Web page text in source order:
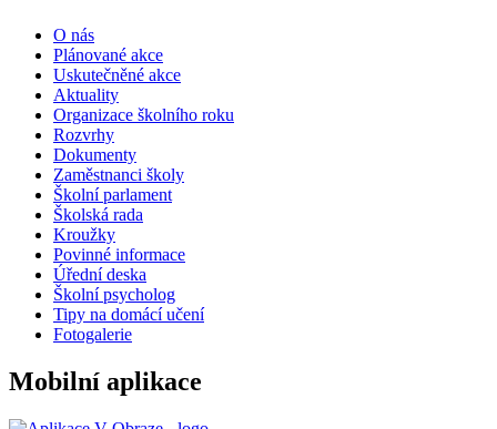
O nás
Plánované akce
Uskutečněné akce
Aktuality
Organizace školního roku
Rozvrhy
Dokumenty
Zaměstnanci školy
Školní parlament
Školská rada
Kroužky
Povinné informace
Úřední deska
Školní psycholog
Tipy na domácí učení
Fotogalerie
Mobilní aplikace